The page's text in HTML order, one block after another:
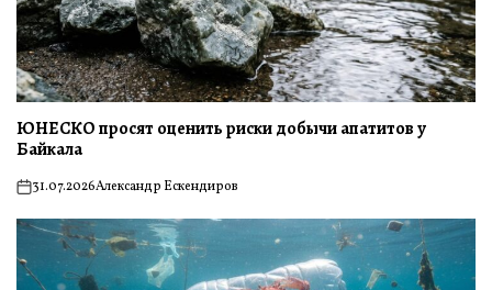
ЮНЕСКО просят оценить риски добычи апатитов у
Байкала
on31.07.2026Александр Ескендиров